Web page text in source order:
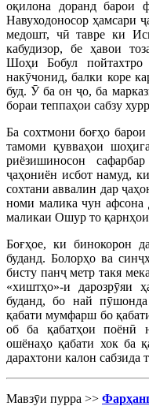
оқилона доранд барои
Навуходоносор ҳамсари
медошт, чӣ тавре ки
кабудизор, бе ҳавои
Шоҳи Бобул
накӯчонид, балки коре
буд. Ӯ ба он ҷо, ба
бораи теппаҳои сабзу
Ба сохтмони боғҳо
тамоми қувваҳои
риёзишиносон
ҷаҳониён исбот намуд,
сохтани аввалин дар
номи малика чун афсона
маликаи Ошур то
Боғҳое, ки бинокорон
буданд. Болорҳо ва
бисту панҷ метр такя
«хиштҳо»-и дарозрӯяи
буданд, бо най
қабати мумфарш бо
об ба қабатҳои поёнӣ
ошёнаҳо қабати хок ба
дарахтони калон сабзида
Мавзӯи пурра >>